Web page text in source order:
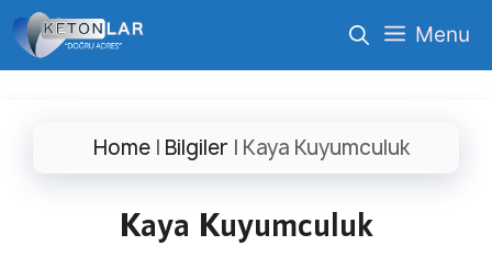
İçeriğe
atla
Menu
Home | Bilgiler | Kaya Kuyumculuk
Kaya Kuyumculuk